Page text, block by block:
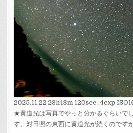
2025.11.22 23h48m 120sec_4exp
★黄道光は写真でやっと分かるぐらいで
す。対日照の東西に黄道光が続くのです